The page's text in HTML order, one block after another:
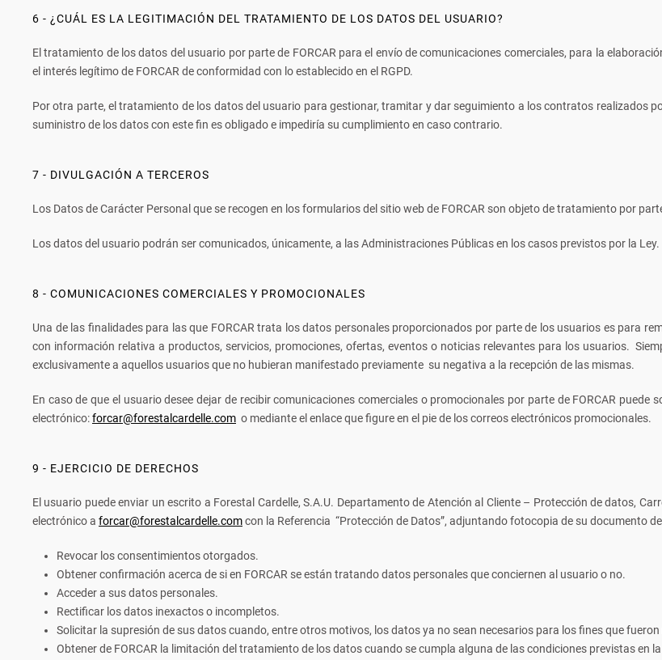
6 - ¿CUÁL ES LA LEGITIMACIÓN DEL TRATAMIENTO DE LOS DATOS DEL USUARIO?
El tratamiento de los datos del usuario por parte de FORCAR para el envío de comunicaciones comerciales, para la
el interés legítimo de FORCAR de conformidad con lo establecido en el RGPD.
Por otra parte, el tratamiento de los datos del usuario para gestionar, tramitar y dar seguimiento a los contratos realizados
suministro de los datos con este fin es obligado e impediría su cumplimiento en caso contrario.
7 - DIVULGACIÓN A TERCEROS
Los Datos de Carácter Personal que se recogen en los formularios del sitio web de FORCAR son objeto de tratamiento por
Los datos del usuario podrán ser comunicados, únicamente, a las Administraciones Públicas en los casos previstos por la Ley.
8 - COMUNICACIONES COMERCIALES Y PROMOCIONALES
Una de las finalidades para las que FORCAR trata los datos personales proporcionados por parte de los usuarios es para
con información relativa a productos, servicios, promociones, ofertas, eventos o noticias relevantes para los usuarios.
exclusivamente a aquellos usuarios que no hubieran manifestado previamente su negativa a la recepción de las mismas.
En caso de que el usuario desee dejar de recibir comunicaciones comerciales o promocionales por parte de FORCAR
electrónico:forcar@forestalcardelle.com o mediante el enlace que figure en el pie de los correos electrónicos promocionales.
9 - EJERCICIO DE DERECHOS
El usuario puede enviar un escrito a Forestal Cardelle, S.A.U. Departamento de Atención al Cliente – Protección de datos,
electrónico a forcar@forestalcardelle.comcon la Referencia “Protección de Datos”, adjuntando fotocopia de su documento
Revocar los consentimientos otorgados.
Obtener confirmación acerca de si en FORCAR se están tratando datos personales que conciernen al usuario o no.
Acceder a sus datos personales.
Rectificar los datos inexactos o incompletos.
Solicitar la supresión de sus datos cuando, entre otros motivos, los datos ya no sean necesarios para los fines que
Obtener de FORCAR la limitación del tratamiento de los datos cuando se cumpla alguna de las condiciones previstas en